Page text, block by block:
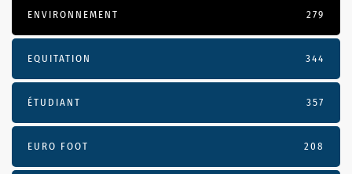
ENVIRONNEMENT 279
EQUITATION 344
ÉTUDIANT 357
EURO FOOT 208